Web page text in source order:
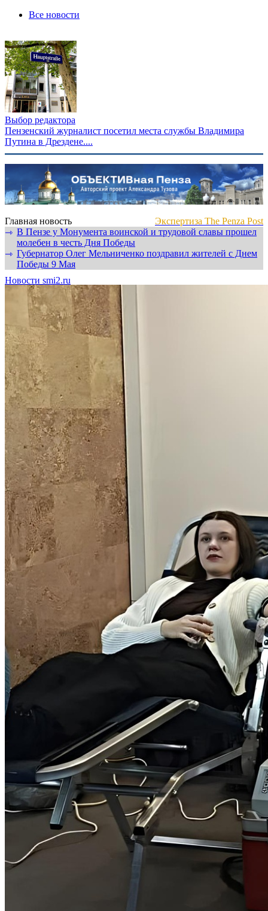
Все новости
Выбор редактора
Пензенский журналист посетил места службы Владимира
Путина в Дрездене....
Главная новость
Экспертиза The Penza Post
⇾ В Пензе у Монумента воинской и трудовой славы прошел
молебен в честь Дня Победы
⇾ Губернатор Олег Мельниченко поздравил жителей с Днем
Победы 9 Мая
Новости smi2.ru